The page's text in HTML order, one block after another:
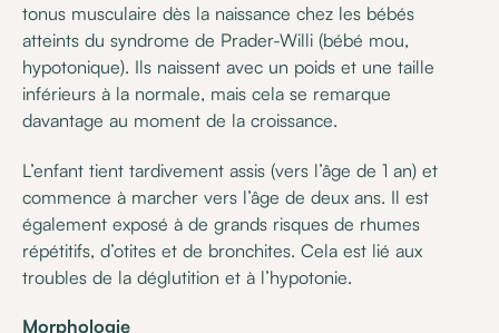
tonus musculaire dès la naissance chez les bébés
atteints du syndrome de Prader-Willi (bébé mou,
hypotonique). Ils naissent avec un poids et une taille
inférieurs à la normale, mais cela se remarque
davantage au moment de la croissance.
L’enfant tient tardivement assis (vers l’âge de 1 an) et
commence à marcher vers l’âge de deux ans. Il est
également exposé à de grands risques de rhumes
répétitifs, d’otites et de bronchites. Cela est lié aux
troubles de la déglutition et à l’hypotonie.
Morphologie